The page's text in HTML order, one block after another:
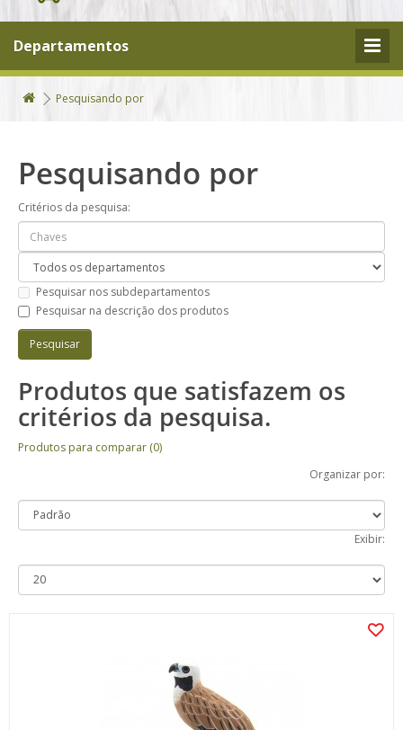
Departamentos
Pesquisando por
Pesquisando por
Critérios da pesquisa:
Pesquisar nos subdepartamentos
Pesquisar na descrição dos produtos
Produtos que satisfazem os
critérios da pesquisa.
Produtos para comparar (0)
Organizar por:
Exibir: